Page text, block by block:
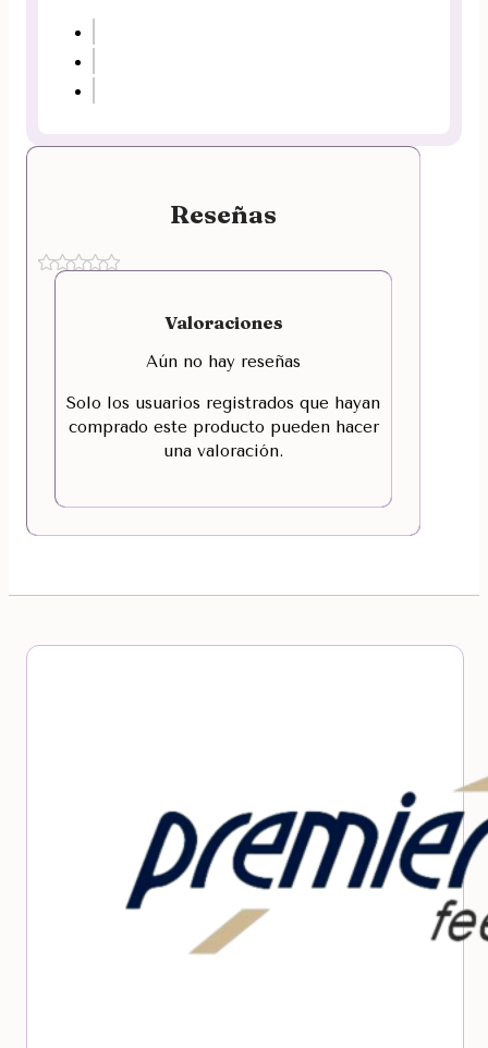
Reseñas
Valoraciones
Aún no hay reseñas
Solo los usuarios registrados que hayan
comprado este producto pueden hacer
una valoración.